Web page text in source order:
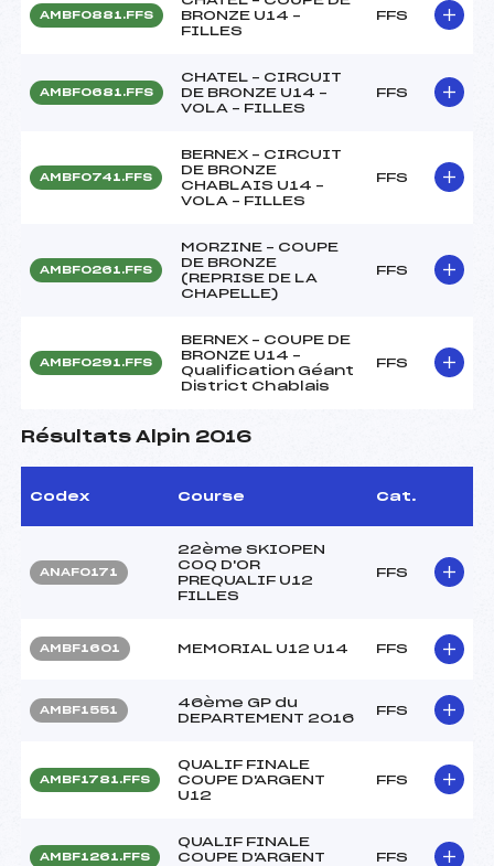
AMBF0881.FFS
BRONZE U14 –
FILLES
FFS
AMBF0681.FFS
CHATEL – CIRCUIT
DE BRONZE U14 –
VOLA – FILLES
FFS
AMBF0741.FFS
BERNEX – CIRCUIT
DE BRONZE
CHABLAIS U14 –
VOLA – FILLES
FFS
AMBF0261.FFS
MORZINE – COUPE
DE BRONZE
(REPRISE DE LA
CHAPELLE)
FFS
AMBF0291.FFS
BERNEX – COUPE DE
BRONZE U14 –
Qualification Géant
District Chablais
FFS
Résultats Alpin 2016
Codex Course Cat.
ANAF0171
22ème SKIOPEN
COQ D'OR
PREQUALIF U12
FILLES
FFS
AMBF1601 MEMORIAL U12 U14 FFS
AMBF1551
46ème GP du
DEPARTEMENT 2016
FFS
AMBF1781.FFS
QUALIF FINALE
COUPE D'ARGENT
U12
FFS
AMBF1261.FFS
QUALIF FINALE
COUPE D'ARGENT
FFS